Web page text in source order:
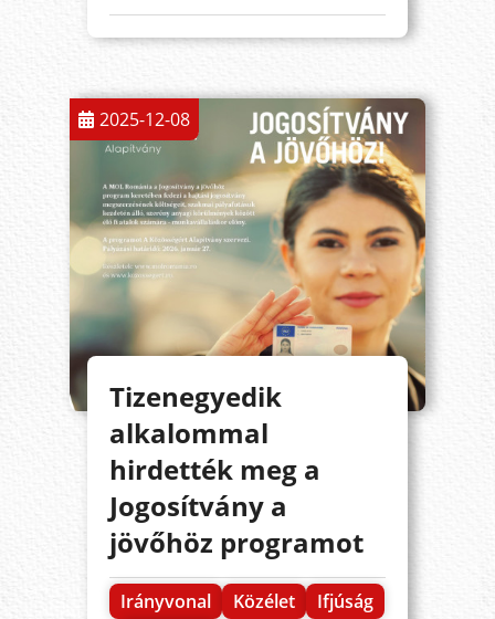
2025-12-08
Tizenegyedik
alkalommal
hirdették meg a
Jogosítvány a
jövőhöz programot
Irányvonal Közélet Ifjúság